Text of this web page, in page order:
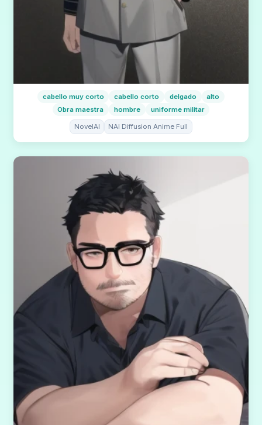
cabello muy corto cabello corto delgado
alto
Obra maestra
hombre uniforme militar
NovelAI NAI Diffusion Anime Full